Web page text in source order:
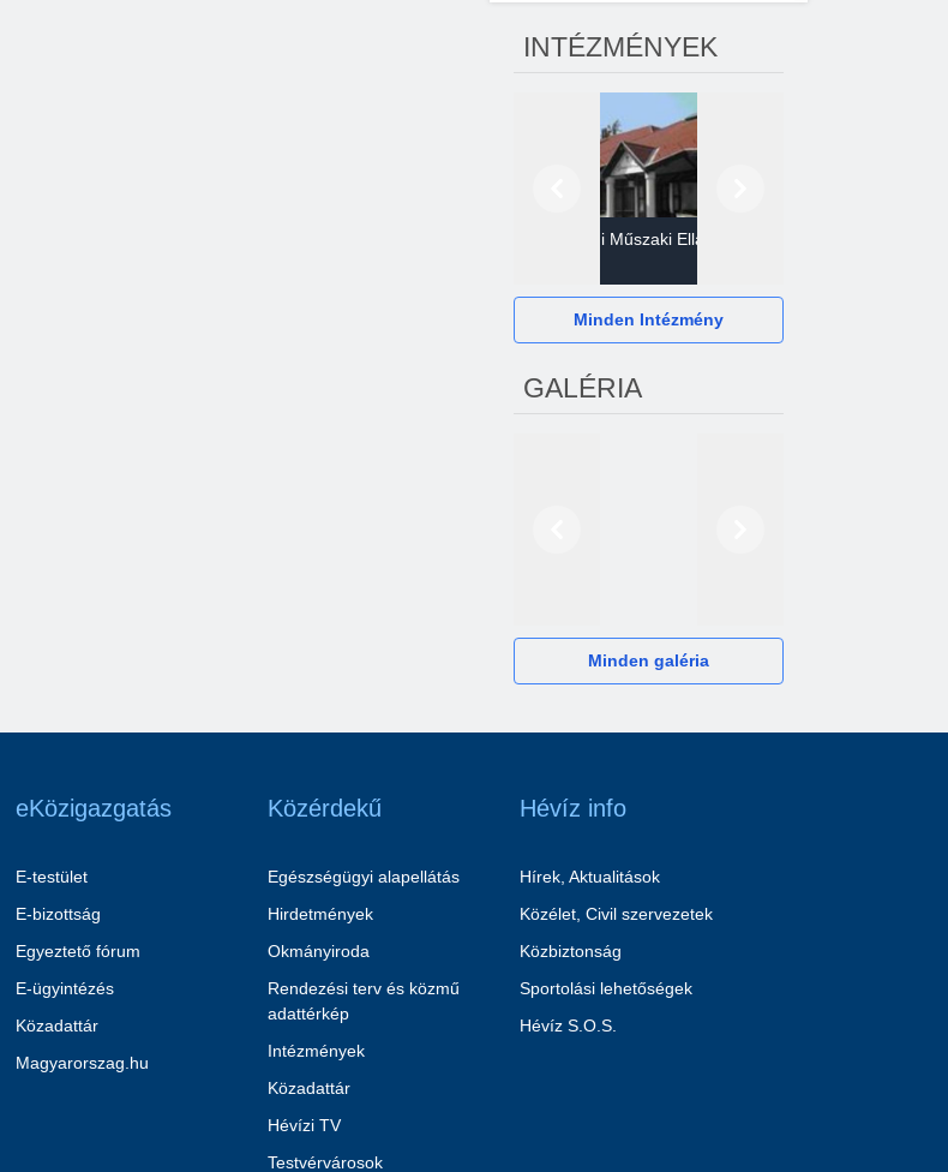
INTÉZMÉNYEK
Gazdasági Műszaki Ellátó
Minden Intézmény
GALÉRIA
Minden galéria
eKözigazgatás
E-testület
E-bizottság
Egyeztető fórum
E-ügyintézés
Közadattár
Magyarorszag.hu
Közérdekű
Egészségügyi alapellátás
Hirdetmények
Okmányiroda
Rendezési terv és közmű
adattérkép
Intézmények
Közadattár
Hévízi TV
Testvérvárosok
Hévíz info
Hírek, Aktualitások
Közélet, Civil szervezetek
Közbiztonság
Sportolási lehetőségek
Hévíz S.O.S.